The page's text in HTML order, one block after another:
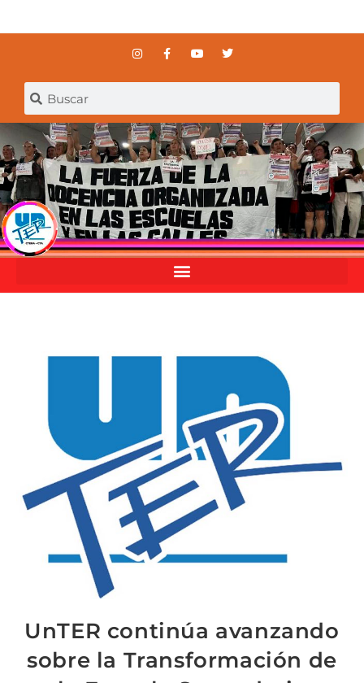
UnTER continúa avanzando
sobre la Transformación de